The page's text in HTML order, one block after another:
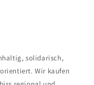
solidarisch,
Wir kaufen